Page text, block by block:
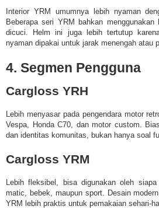
Interior YRM umumnya lebih nyaman
Beberapa seri YRM bahkan
dicuci. Helm ini juga lebih tertutup
nyaman dipakai untuk jarak menengah atau
4. Segmen Pengguna
Cargloss YRH
Lebih menyasar pada pengendara motor
Vespa, Honda C70, dan motor custom.
dan identitas komunitas, bukan hanya soal
Cargloss YRM
Lebih fleksibel, bisa digunakan oleh
matic, bebek, maupun sport. Desain
YRM lebih praktis untuk pemakaian sehari-